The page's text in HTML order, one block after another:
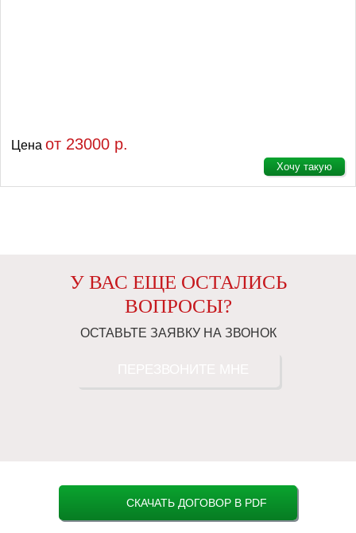
Цена от 23000 р.
Хочу такую
У ВАС ЕЩЕ ОСТАЛИСЬ
ВОПРОСЫ?
ОСТАВЬТЕ ЗАЯВКУ НА ЗВОНОК
СКАЧАТЬ ДОГОВОР В PDF